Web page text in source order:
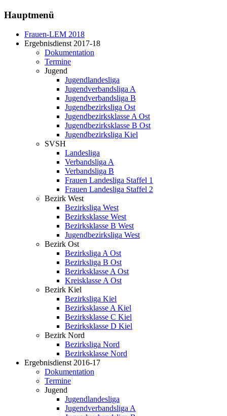
Hauptmenü
Frauen-LEM 2018
Ergebnisdienst 2017-18
Dokumentation
Termine
Jugend
Jugendlandesliga
Jugendverbandsliga A
Jugendverbandsliga B
Jugendbezirksliga Ost
Jugendbezirksklasse A Ost
Jugendbezirksklasse B Ost
Jugendbezirksliga Kiel
SVSH
Landesliga
Verbandsliga A
Verbandsliga B
Frauen Landesliga Staffel 1
Frauen Landesliga Staffel 2
Bezirk West
Bezirksliga West
Bezirksklasse West
Bezirksklasse B West
Jugendbezirksliga West
Bezirk Ost
Bezirksliga A Ost
Bezirksliga B Ost
Bezirksklasse A Ost
Kreisklasse A Ost
Bezirk Kiel
Bezirksliga Kiel
Bezirksklasse A Kiel
Bezirksklasse C Kiel
Bezirksklasse D Kiel
Bezirk Nord
Bezirksliga Nord
Bezirksklasse Nord
Ergebnisdienst 2016-17
Dokumentation
Termine
Jugend
Jugendlandesliga
Jugendverbandsliga A